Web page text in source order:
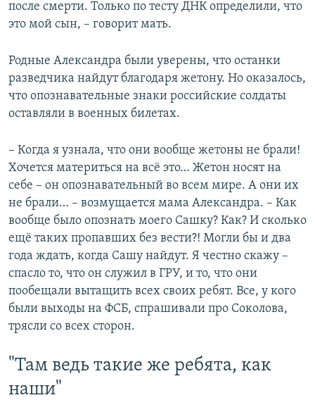
после смерти. Только по тесту ДНК определили, что
это мой сын, – говорит мать.
Родные Александра были уверены, что останки
разведчика найдут благодаря жетону. Но оказалось,
что опознавательные знаки российские солдаты
оставляли в военных билетах.
– Когда я узнала, что они вообще жетоны не брали!
Хочется материться на всё это… Жетон носят на
себе – он опознавательный во всем мире. А они их
не брали… – возмущается мама Александра. – Как
вообще было опознать моего Сашку? Как? И сколько
ещё таких пропавших без вести?! Могли бы и два
года ждать, когда Сашу найдут. Я честно скажу –
спасло то, что он служил в ГРУ, и то, что они
пообещали вытащить всех своих ребят. Все, у кого
были выходы на ФСБ, спрашивали про Соколова,
трясли со всех сторон.
"Там ведь такие же ребята, как
наши"